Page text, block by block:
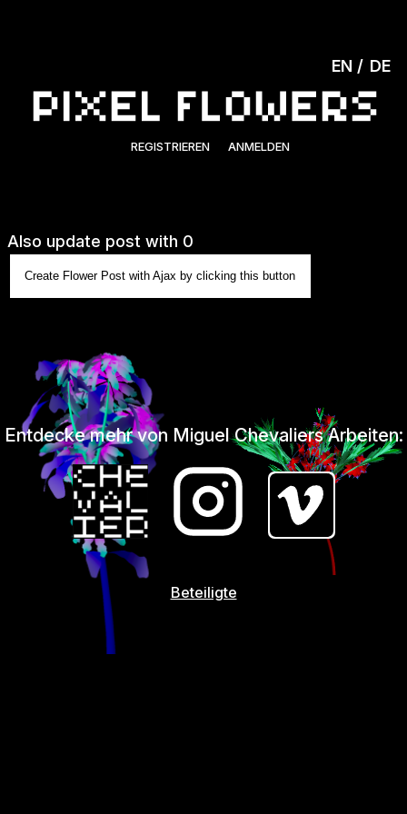
REGISTRIEREN ANMELDEN
EN DE
Also update post with 0
Create Flower Post with Ajax by clicking this button
Entdecke mehr von Miguel Chevaliers Arbeiten:
Beteiligte